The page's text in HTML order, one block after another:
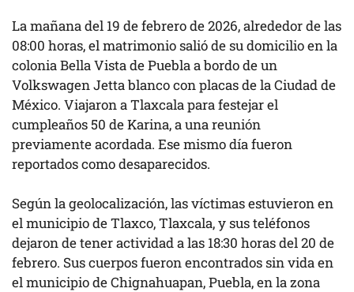
La mañana del 19 de febrero de 2026, alrededor de las
08:00 horas, el matrimonio salió de su domicilio en la
colonia Bella Vista de Puebla a bordo de un
Volkswagen Jetta blanco con placas de la Ciudad de
México. Viajaron a Tlaxcala para festejar el
cumpleaños 50 de Karina, a una reunión
previamente acordada. Ese mismo día fueron
reportados como desaparecidos.
Según la geolocalización, las víctimas estuvieron en
el municipio de Tlaxco, Tlaxcala, y sus teléfonos
dejaron de tener actividad a las 18:30 horas del 20 de
febrero. Sus cuerpos fueron encontrados sin vida en
el municipio de Chignahuapan, Puebla, en la zona